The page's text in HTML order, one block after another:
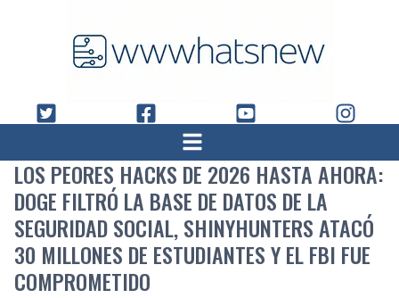
LOS PEORES HACKS DE 2026 HASTA AHORA:
DOGE FILTRÓ LA BASE DE DATOS DE LA
SEGURIDAD SOCIAL, SHINYHUNTERS ATACÓ
30 MILLONES DE ESTUDIANTES Y EL FBI FUE
COMPROMETIDO